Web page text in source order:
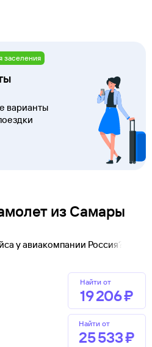
заселения
варианты
из Самары
у авиакомпании Россия?
Найти от
19 ⁠206 ⁠₽
Найти от
25 ⁠533 ⁠₽